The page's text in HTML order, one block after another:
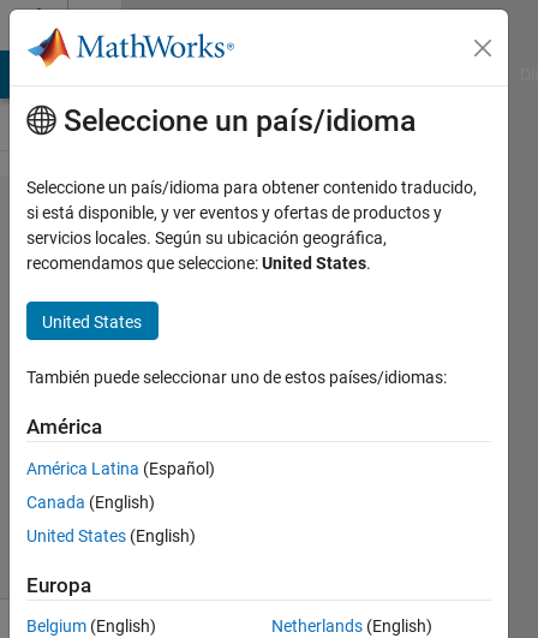
Saltar al contenido
Problem
1919.
a "greater
vector
Shaun
VanWeelden
278
solvers
Seleccione un país/idioma
Seleccione un país/idioma para obtener contenido traducido,
si está disponible, y ver eventos y ofertas de productos y
servicios locales. Según su ubicación geográfica,
recomendamos que seleccione:United States.
United States
También puede seleccionar uno de estos países/idiomas:
América
América Latina (Español)
Canada (English)
United States (English)
Europa
Belgium (English)
Netherlands (English)